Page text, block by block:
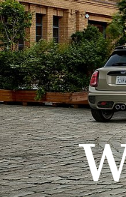
Przejdź do głównej